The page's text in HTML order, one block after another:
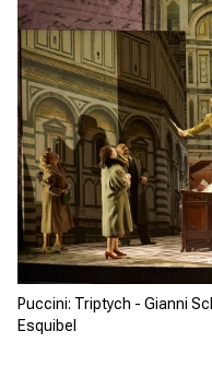
Puccini: Triptych - Gianni
Esquibel